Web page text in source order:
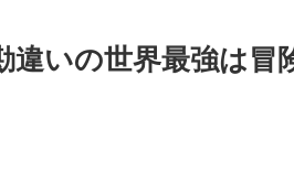
いの世界最強は冒